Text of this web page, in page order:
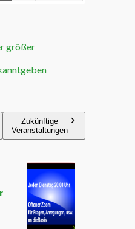
größer
Zukünftige
Veranstaltungen